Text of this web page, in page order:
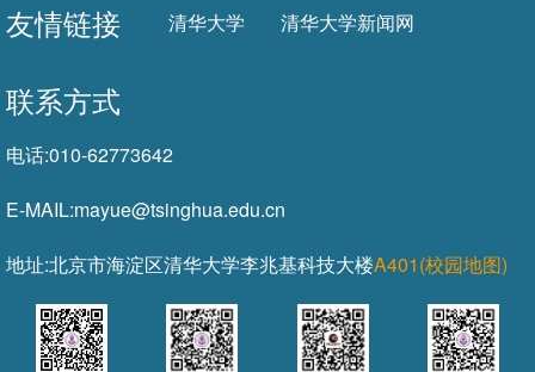
友情链接 清华大学 清华大学新闻网
联系方式
电话:010-62773642
E-MAIL:mayue@tsinghua.edu.cn
地址:北京市海淀区清华大学李兆基科技大楼A401(校园地图)